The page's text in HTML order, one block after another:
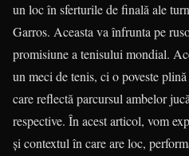
un loc în sferturile de finală ale
Garros. Aceasta va înfrunta pe
promisiune a tenisului mondial.
un meci de tenis, ci o poveste
care reflectă parcursul ambelor
respective. În acest articol, vom
și contextul în care are loc,